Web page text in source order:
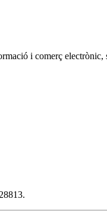
i comerç